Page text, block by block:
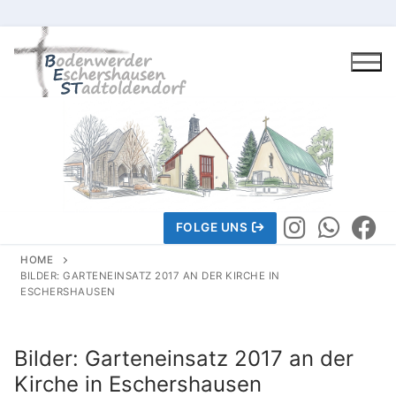
content
FOLGE UNS
Wir über uns
HOME
BILDER: GARTENEINSATZ 2017 AN DER KIRCHE IN
ESCHERSHAUSEN
Bilder: Garteneinsatz 2017 an der
Kirche in Eschershausen